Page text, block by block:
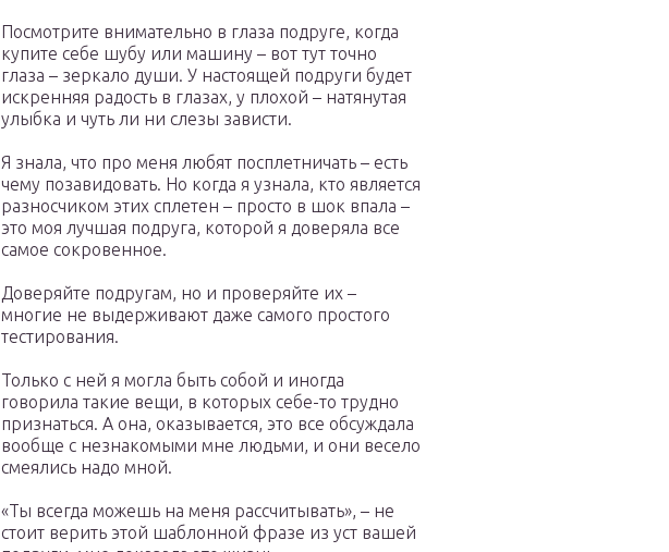
Посмотрите внимательно в глаза подруге, когда
купите себе шубу или машину – вот тут точно
глаза – зеркало души. У настоящей подруги будет
искренняя радость в глазах, у плохой – натянутая
улыбка и чуть ли ни слезы зависти.
Я знала, что про меня любят посплетничать – есть
чему позавидовать. Но когда я узнала, кто является
разносчиком этих сплетен – просто в шок впала –
это моя лучшая подруга, которой я доверяла все
самое сокровенное.
Доверяйте подругам, но и проверяйте их –
многие не выдерживают даже самого простого
тестирования.
Только с ней я могла быть собой и иногда
говорила такие вещи, в которых себе-то трудно
признаться. А она, оказывается, это все обсуждала
вообще с незнакомыми мне людьми, и они весело
смеялись надо мной.
«Ты всегда можешь на меня рассчитывать», – не
стоит верить этой шаблонной фразе из уст вашей